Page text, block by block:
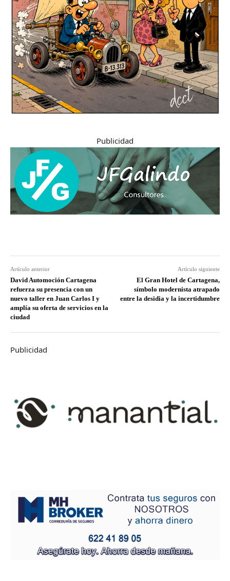
Publicidad
Artículo anterior
David Automoción Cartagena
refuerza su presencia con un
nuevo taller en Juan Carlos I y
amplía su oferta de servicios en la
ciudad
Artículo siguiente
El Gran Hotel de Cartagena,
símbolo modernista atrapado
entre la desidia y la incertidumbre
Publicidad